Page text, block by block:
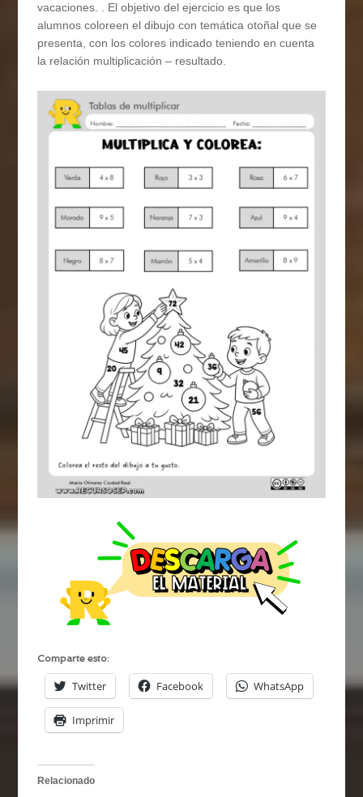
vacaciones. . El objetivo del ejercicio es que los
alumnos coloreen el dibujo con temática otoñal que se
presenta, con los colores indicado teniendo en cuenta
la relación multiplicación – resultado.
Comparte esto:
Twitter Facebook WhatsApp
Imprimir
Relacionado